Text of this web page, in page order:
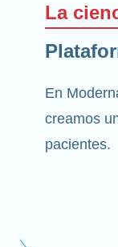
La
En
creamos
pacientes.